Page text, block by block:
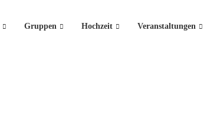
Gruppen Hochzeit Veranstaltungen